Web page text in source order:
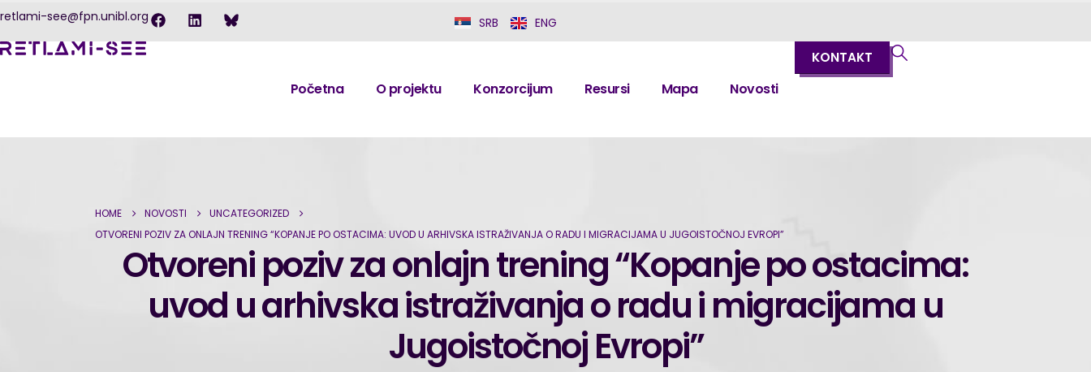
retlami-see@fpn.unibl.org SRB ENG
Početna O projektu Konzorcijum Resursi Mapa Novosti
KONTAKT
HOME NOVOSTI
UNCATEGORIZED
OTVORENI POZIV ZA ONLAJN TRENING “KOPANJE PO OSTACIMA: UVOD U ARHIVSKA ISTRAŽIVANJA O RADU I MIGRACIJAMA U JUGOISTOČNOJ EVROPI”
Otvoreni poziv za onlajn trening “Kopanje po ostacima:
uvod u arhivska istraživanja o radu i migracijama u
Jugoistočnoj Evropi”